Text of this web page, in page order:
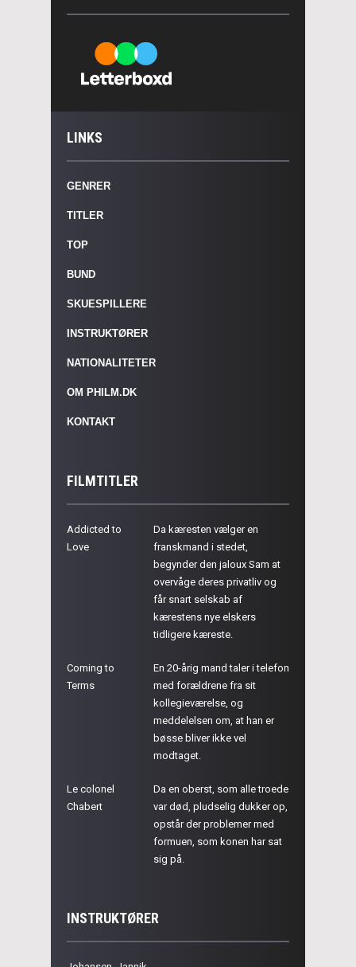
LINKS
GENRER
TITLER
TOP
BUND
SKUESPILLERE
INSTRUKTØRER
NATIONALITETER
OM PHILM.DK
KONTAKT
FILMTITLER
Addicted to
Love
Da kæresten vælger en
franskmand i stedet,
begynder den jaloux Sam at
overvåge deres privatliv og
får snart selskab af
kærestens nye elskers
tidligere kæreste.
Coming to
Terms
En 20-årig mand taler i telefon
med forældrene fra sit
kollegieværelse, og
meddelelsen om, at han er
bøsse bliver ikke vel
modtaget.
Le colonel
Chabert
Da en oberst, som alle troede
var død, pludselig dukker op,
opstår der problemer med
formuen, som konen har sat
sig på.
INSTRUKTØRER